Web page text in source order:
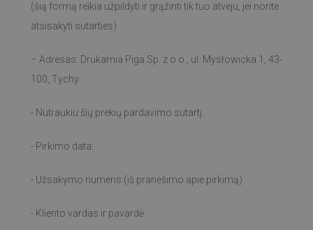
(šią formą reikia užpildyti ir grąžinti tik tuo atveju, jei norite
atsisakyti sutarties)
– Adresas: Drukarnia Piga Sp. z o o., ul. Mysłowicka 1, 43-
100, Tychy
- Nutraukiu šių prekių pardavimo sutartį:
- Pirkimo data:
- Užsakymo numeris (iš pranešimo apie pirkimą)
- Kliento vardas ir pavardė